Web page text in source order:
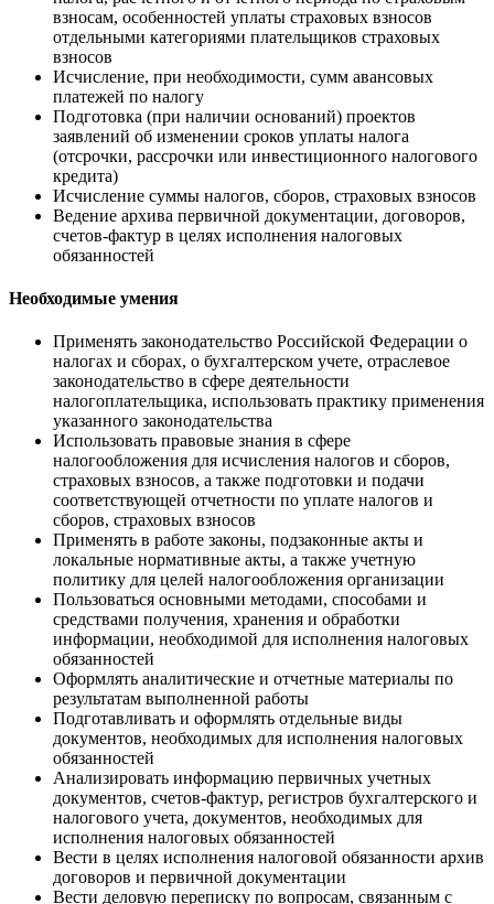
взносам, особенностей уплаты страховых взносов
отдельными категориями плательщиков страховых
взносов
Исчисление, при необходимости, сумм авансовых
платежей по налогу
Подготовка (при наличии оснований) проектов
заявлений об изменении сроков уплаты налога
(отсрочки, рассрочки или инвестиционного налогового
кредита)
Исчисление суммы налогов, сборов, страховых взносов
Ведение архива первичной документации, договоров,
счетов-фактур в целях исполнения налоговых
обязанностей
Необходимые умения
Применять законодательство Российской Федерации о
налогах и сборах, о бухгалтерском учете, отраслевое
законодательство в сфере деятельности
налогоплательщика, использовать практику применения
указанного законодательства
Использовать правовые знания в сфере
налогообложения для исчисления налогов и сборов,
страховых взносов, а также подготовки и подачи
соответствующей отчетности по уплате налогов и
сборов, страховых взносов
Применять в работе законы, подзаконные акты и
локальные нормативные акты, а также учетную
политику для целей налогообложения организации
Пользоваться основными методами, способами и
средствами получения, хранения и обработки
информации, необходимой для исполнения налоговых
обязанностей
Оформлять аналитические и отчетные материалы по
результатам выполненной работы
Подготавливать и оформлять отдельные виды
документов, необходимых для исполнения налоговых
обязанностей
Анализировать информацию первичных учетных
документов, счетов-фактур, регистров бухгалтерского и
налогового учета, документов, необходимых для
исполнения налоговых обязанностей
Вести в целях исполнения налоговой обязанности архив
договоров и первичной документации
Вести деловую переписку по вопросам, связанным с